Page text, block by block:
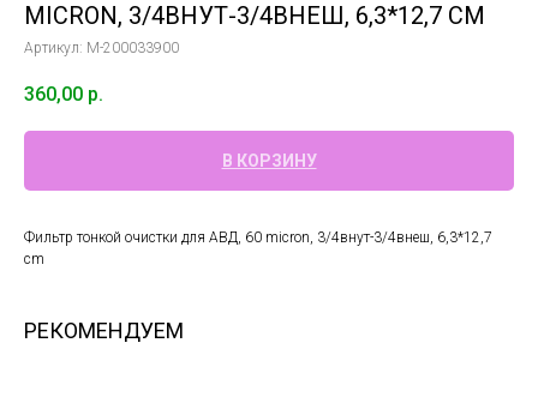
MICRON, 3/4ВНУТ-3/4ВНЕШ, 6,3*12,7 CM
Артикул: M-200033900
360,00 р.
В КОРЗИНУ
Фильтр тонкой очистки для АВД, 60 micron, 3/4внут-3/4внеш, 6,3*12,7
cm
РЕКОМЕНДУЕМ